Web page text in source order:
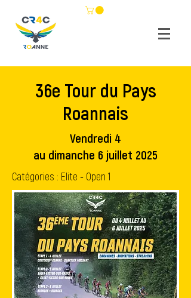
36e Tour du Pays
Roannais
Vendredi 4
au dimanche 6 juillet 2025
Catégories : Elite - Open 1